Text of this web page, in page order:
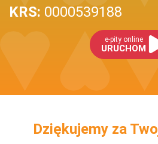
KRS: 0000539188
e-pity online
URUCHOM
Dziękujemy za